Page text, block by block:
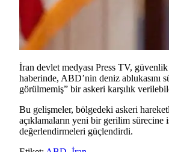
İran devlet medyası Press TV, güvenlik
haberinde, ABD’nin deniz ablukasını
görülmemiş” bir askeri karşılık
Bu gelişmeler, bölgedeki askeri
açıklamaların yeni bir gerilim
değerlendirmeleri güçlendirdi.